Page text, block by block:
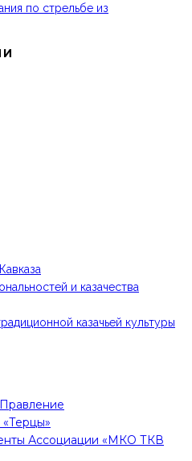
по стрельбе из
и казачества
казачьей культуры
Ассоциации «МКО ТКВ